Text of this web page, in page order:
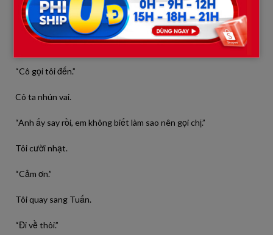
“Em… sao em lại ở đây?”
Tôi nhìn sang cô gái.
“Cô gọi tôi đến.”
Cô ta nhún vai.
“Anh ấy say rồi, em không biết làm sao nên gọi chị.”
Tôi cười nhạt.
“Cảm ơn.”
Tôi quay sang Tuấn.
“Đi về thôi.”